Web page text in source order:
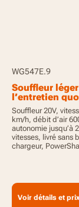
WG547E.9
Souffleur
l’entretien
Souffleur 20V,
km/h, débit d’air
autonomie jusqu’à
vitesses, livré sans
chargeur,
Voir détails et prix